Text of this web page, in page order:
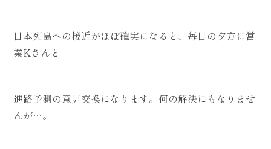
日本列島への接近がほぼ確実になると、毎日の夕方に営
業Kさんと
進路予測の意見交換になります。何の解決にもなりませ
んが…。